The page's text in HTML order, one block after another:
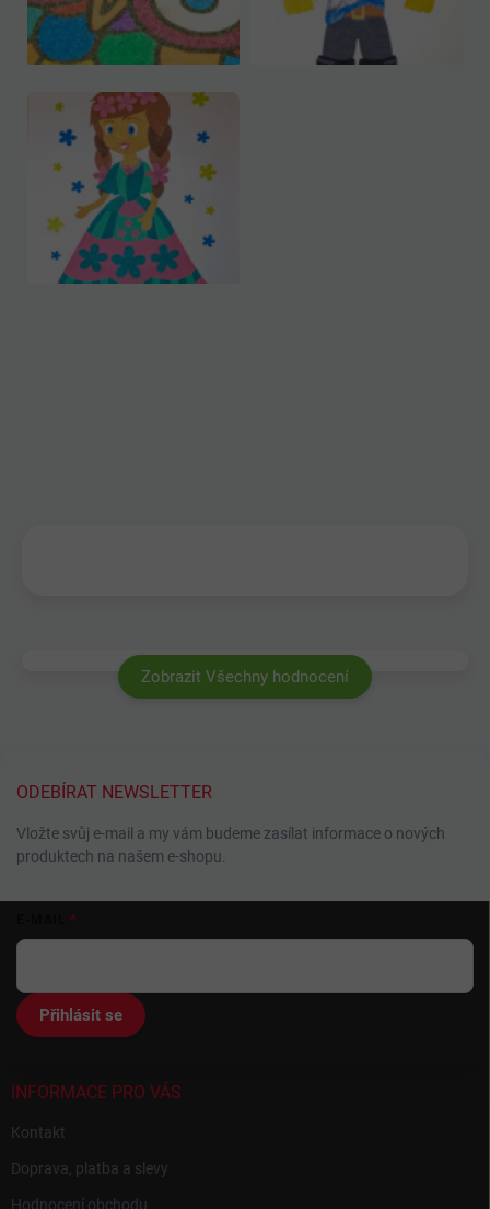
Zobrazit Všechny hodnocení
ODEBÍRAT NEWSLETTER
Vložte svůj e-mail a my vám budeme zasílat informace o nových
produktech na našem e-shopu.
Přihlásit se
INFORMACE PRO VÁS
Kontakt
Doprava, platba a slevy
Hodnocení obchodu